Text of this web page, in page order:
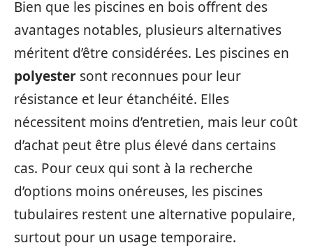
Bien que les piscines en bois offrent des
avantages notables, plusieurs alternatives
méritent d’être considérées. Les piscines en
polyester sont reconnues pour leur
résistance et leur étanchéité. Elles
nécessitent moins d’entretien, mais leur coût
d’achat peut être plus élevé dans certains
cas. Pour ceux qui sont à la recherche
d’options moins onéreuses, les piscines
tubulaires restent une alternative populaire,
surtout pour un usage temporaire.